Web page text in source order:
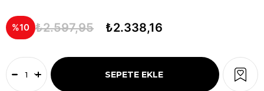
10 ₺2.597,95 ₺2.338,16